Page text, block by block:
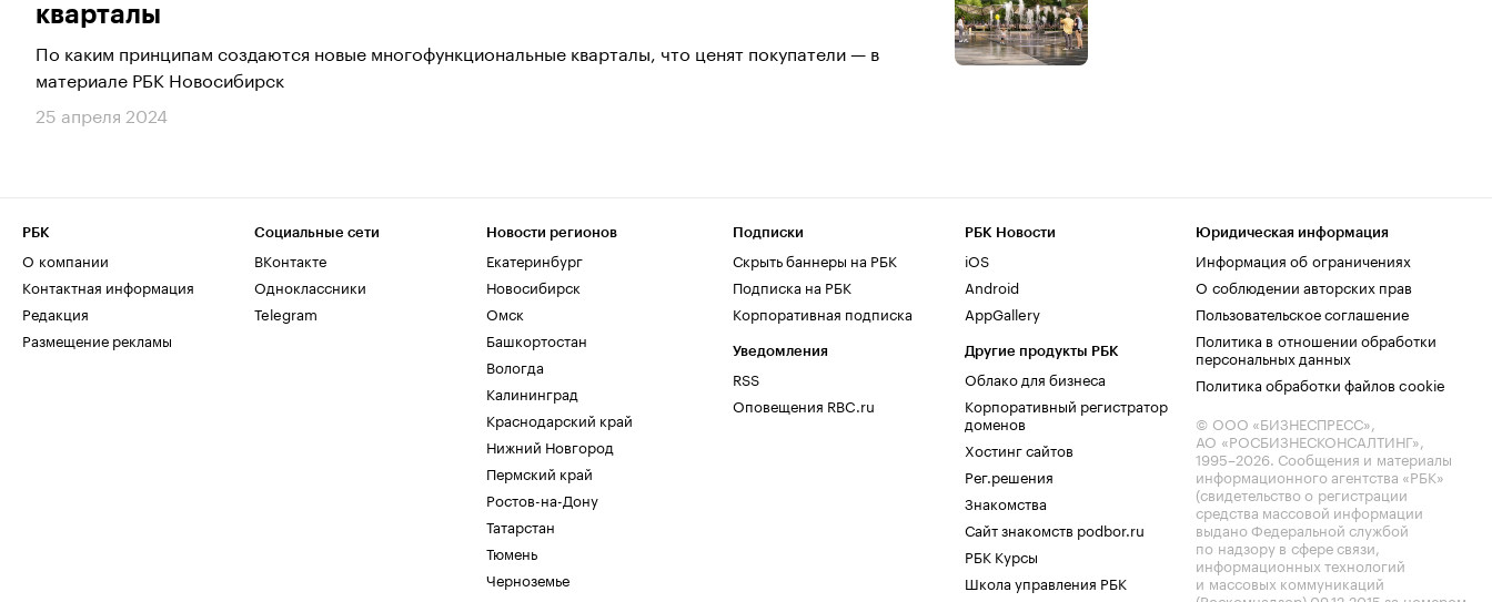
кварталы
По каким принципам создаются новые многофункциональные кварталы, что ценят покупатели — в
материале РБК Новосибирск
25 апреля 2024
РБК
О компании
Контактная информация
Редакция
Размещение рекламы
Социальные сети
ВКонтакте
Одноклассники
Telegram
Новости регионов
Екатеринбург
Новосибирск
Омск
Башкортостан
Вологда
Калининград
Краснодарский край
Нижний Новгород
Пермский край
Ростов-на-Дону
Татарстан
Тюмень
Черноземье
Подписки
Скрыть баннеры на РБК
Подписка на РБК
Корпоративная подписка
Уведомления
RSS
Оповещения RBC.ru
РБК Новости
iOS
Android
AppGallery
Другие продукты РБК
Облако для бизнеса
Корпоративный регистратор
доменов
Хостинг сайтов
Рег.решения
Знакомства
Сайт знакомств podbor.ru
РБК Курсы
Школа управления РБК
Юридическая информация
Информация об ограничениях
О соблюдении авторских прав
Пользовательское соглашение
Политика в отношении обработки
персональных данных
Политика обработки файлов cookie
© ООО «БИЗНЕСПРЕСС»,
АО «РОСБИЗНЕСКОНСАЛТИНГ»,
1995–2026. Сообщения и материалы
информационного агентства «РБК»
(свидетельство о регистрации
средства массовой информации
выдано Федеральной службой
по надзору в сфере связи,
информационных технологий
и массовых коммуникаций